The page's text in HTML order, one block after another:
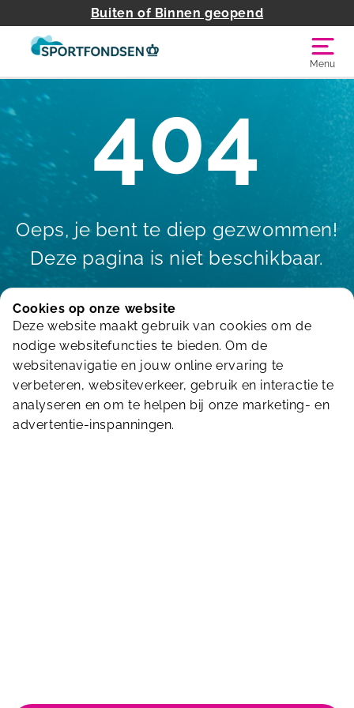
Buiten of Binnen geopend
Menu
404
Oeps, je bent te diep gezwommen!
Deze pagina is niet beschikbaar.
Terug naar de homepagina
Stuur ons een bericht
Cookies op onze website
Deze website maakt gebruik van cookies om de
nodige websitefuncties te bieden. Om de
websitenavigatie en jouw online ervaring te
verbeteren, websiteverkeer, gebruik en interactie te
analyseren en om te helpen bij onze marketing- en
advertentie-inspanningen.